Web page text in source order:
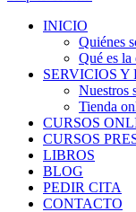
INICIO
Quiénes
Qué es la
SERVICIOS Y
Nuestros
Tienda
CURSOS
CURSOS
LIBROS
BLOG
PEDIR CITA
CONTACTO